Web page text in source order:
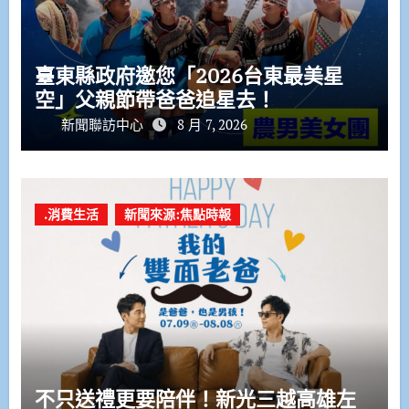
臺東縣政府邀您「2026台東最美星
空」父親節帶爸爸追星去！
新聞聯訪中心 8 月 7, 2026
.消費生活 新聞來源:焦點時報
不只送禮更要陪伴！新光三越高雄左